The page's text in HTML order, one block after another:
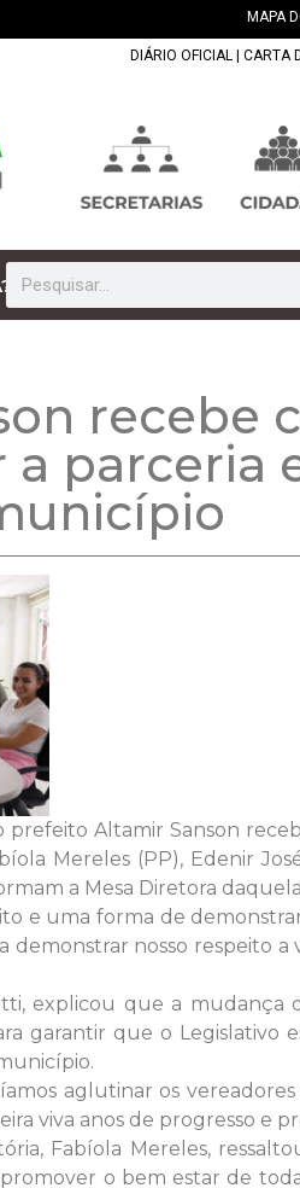
MAPA
DIÁRIO OFICIAL CARTA
recebe
a parceria
prefeito Altamir Sanson
Mereles (PP), Edenir
a Mesa Diretora daquela
e uma forma de
demonstrar nosso respeito
explicou que a mudança
garantir que o
aglutinar os
viva anos de progresso e
Fabíola Mereles,
o bem estar de